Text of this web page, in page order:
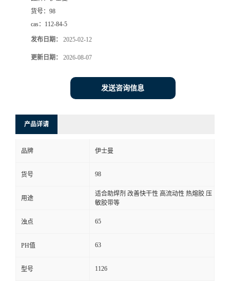
货号： 98
cas： 112-84-5
发布日期： 2025-02-12
更新日期： 2026-08-07
发送咨询信息
产品详请
品牌 伊士曼
货号 98
用途
适合助焊剂 改善快干性 高流动性 热熔胶 压
敏胶带等
浊点 65
PH值 63
型号 1126